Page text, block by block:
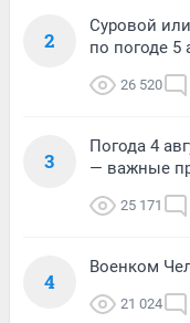
2
Суровой
по погоде
26 520
3
Погода 4
— важные
25 171
4
Военком
21 024